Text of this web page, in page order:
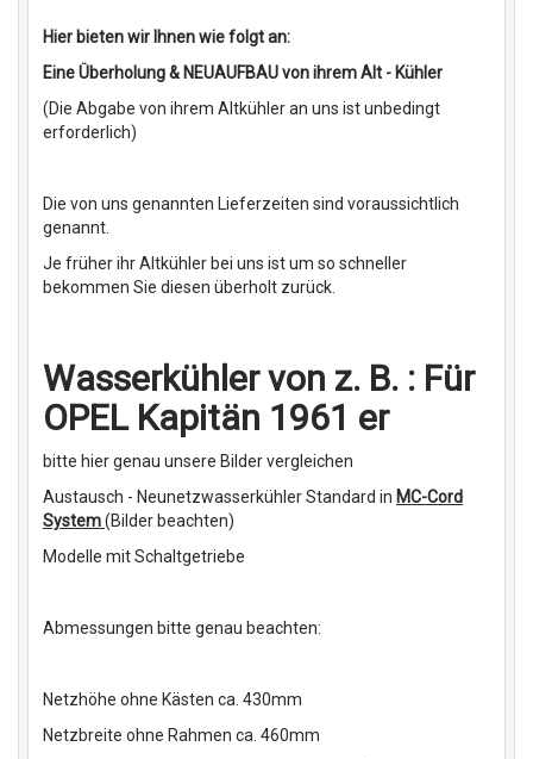
Hier bieten wir Ihnen wie folgt an:
Eine Überholung & NEUAUFBAU von ihrem Alt - Kühler
(Die Abgabe von ihrem Altkühler an uns ist unbedingt
erforderlich)
Die von uns genannten Lieferzeiten sind voraussichtlich
genannt.
Je früher ihr Altkühler bei uns ist um so schneller
bekommen Sie diesen überholt zurück.
Wasserkühler von z. B. : Für
OPEL Kapitän 1961 er
bitte hier genau unsere Bilder vergleichen
Austausch - Neunetzwasserkühler Standard in MC-Cord
System(Bilder beachten)
Modelle mit Schaltgetriebe
Abmessungen bitte genau beachten:
Netzhöhe ohne Kästen ca. 430mm
Netzbreite ohne Rahmen ca. 460mm